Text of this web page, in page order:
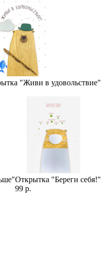
"Живи в удовольствие"
Открытка "Береги себя!"
99 р.